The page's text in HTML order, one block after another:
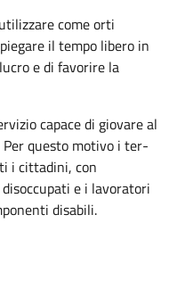
come orti
il tempo libero in
e di favorire la
capace di giovare al
Per questo motivo i ter­
i cittadini, con
e i lavoratori
disabili.